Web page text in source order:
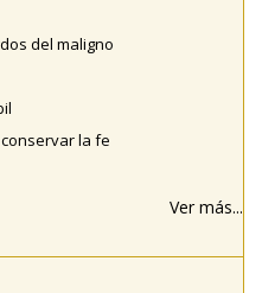
del maligno
la fe
Ver más...